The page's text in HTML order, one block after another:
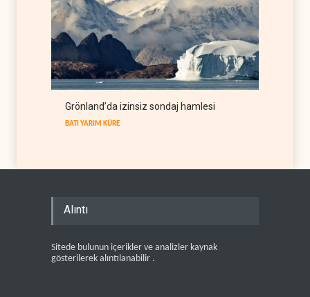
Grönland’da izinsiz sondaj hamlesi
BATI YARIM KÜRE
Alıntı
Sitede bulunun içerikler ve analizler kaynak
gösterilerek alıntılanabilir .